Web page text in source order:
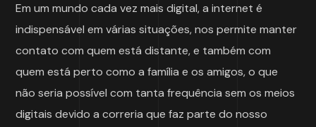
Em um mundo cada vez mais digital, a internet é
indispensável em várias situações, nos permite manter
contato com quem está distante, e também com
quem está perto como a família e os amigos, o que
não seria possível com tanta frequência sem os meios
digitais devido a correria que faz parte do nosso